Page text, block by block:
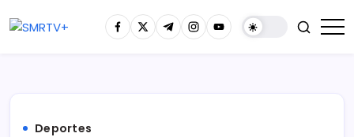
Deportes